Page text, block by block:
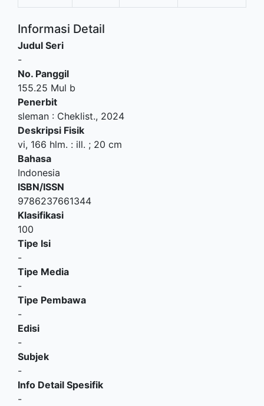
Informasi Detail
Judul Seri
-
No. Panggil
155.25 Mul b
Penerbit
sleman : Cheklist., 2024
Deskripsi Fisik
vi, 166 hlm. : ill. ; 20 cm
Bahasa
Indonesia
ISBN/ISSN
9786237661344
Klasifikasi
100
Tipe Isi
-
Tipe Media
-
Tipe Pembawa
-
Edisi
-
Subjek
-
Info Detail Spesifik
-